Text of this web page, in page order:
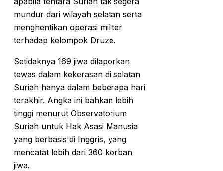
mundur dari wilayah selatan serta
menghentikan operasi militer
terhadap kelompok Druze.
Setidaknya 169 jiwa dilaporkan
tewas dalam kekerasan di selatan
Suriah hanya dalam beberapa hari
terakhir. Angka ini bahkan lebih
tinggi menurut Observatorium
Suriah untuk Hak Asasi Manusia
yang berbasis di Inggris, yang
mencatat lebih dari 360 korban
jiwa.